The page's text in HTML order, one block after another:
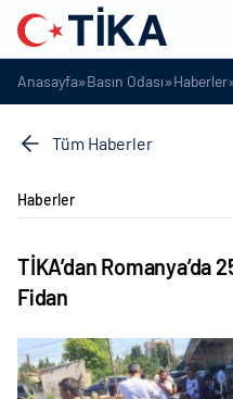
Anasayfa»Basın Odası»Haberler
Tüm Haberler
Haberler
TİKA’dan Romanya’da
Fidan